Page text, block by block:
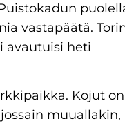
vastapäätä.
avautuisi heti
Kojut on
muuallakin,